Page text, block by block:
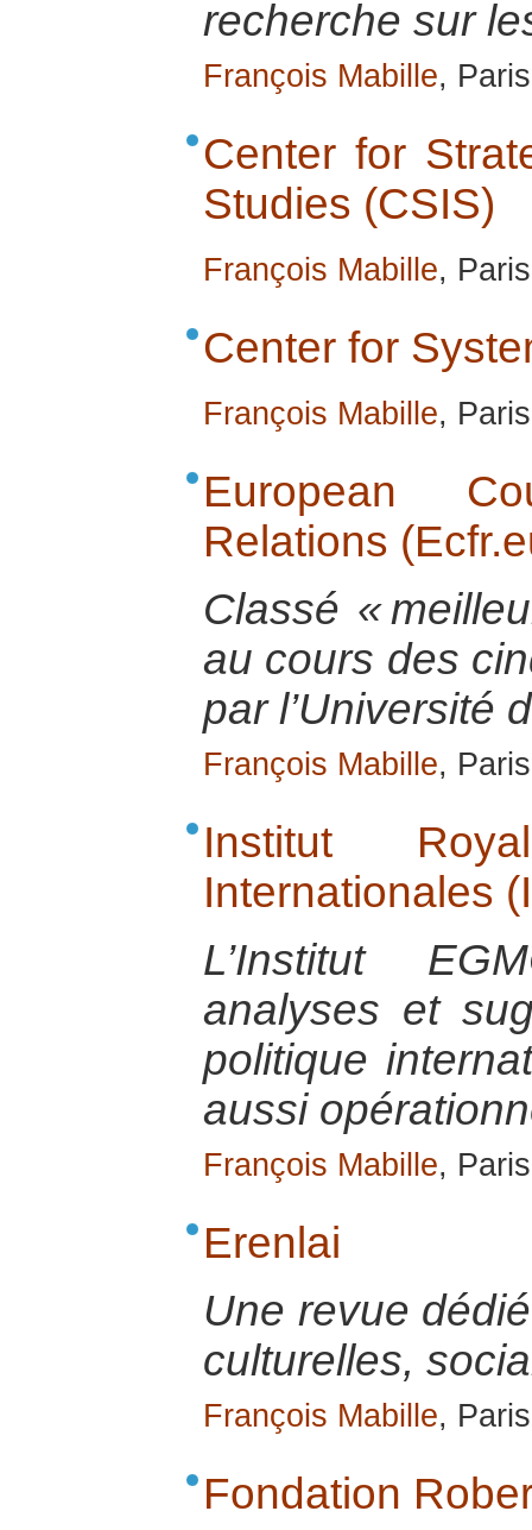
recherche sur
François Mabille,
Center for
Studies (CSIS)
François Mabille,
Center for
François Mabille,
European
Relations
Classé «
au cours des
par l’Université
François Mabille,
Institut
Internationales
L’Institut
analyses et
politique
aussi
François Mabille,
Erenlai
Une revue
culturelles,
François Mabille,
Fondation